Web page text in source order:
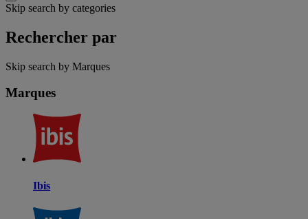
Skip search by categories
Rechercher par
Skip search by Marques
Marques
Ibis